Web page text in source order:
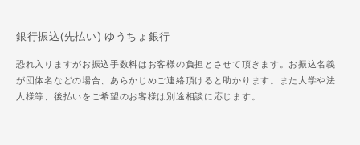
銀行振込(先払い) ゆうちょ銀行
恐れ入りますがお振込手数料はお客様の負担とさせて頂きます。お振込名義
が団体名などの場合、あらかじめご連絡頂けると助かります。また大学や法
人様等、後払いをご希望のお客様は別途相談に応じます。